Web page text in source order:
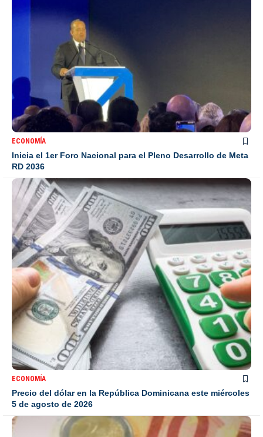
ECONOMÍA
Inicia el 1er Foro Nacional para el Pleno Desarrollo de Meta
RD 2036
ECONOMÍA
Precio del dólar en la República Dominicana este miércoles
5 de agosto de 2026